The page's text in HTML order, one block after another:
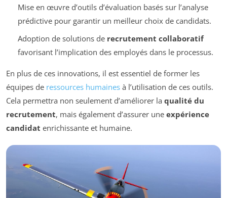
Mise en œuvre d’outils d’évaluation basés sur l’analyse
prédictive pour garantir un meilleur choix de candidats.
Adoption de solutions de recrutement collaboratif
favorisant l’implication des employés dans le processus.
En plus de ces innovations, il est essentiel de former les
équipes de ressources humaines à l’utilisation de ces outils.
Cela permettra non seulement d’améliorer la qualité du
recrutement, mais également d’assurer une expérience
candidat enrichissante et humaine.